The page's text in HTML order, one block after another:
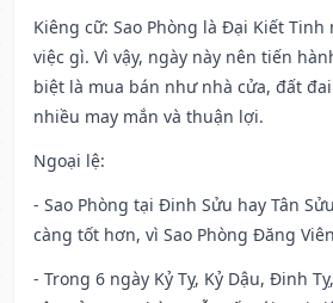
Kiêng cữ: Sao Phòng là Đại Kiết Tinh
việc gì. Vì vậy, ngày này nên tiến
biệt là mua bán như nhà cửa, đất
nhiều may mắn và thuận lợi.
Ngoại lệ:
- Sao Phòng tại Đinh Sửu hay Tân
càng tốt hơn, vì Sao Phòng Đăng
- Trong 6 ngày Kỷ Tỵ, Kỷ Dậu, Đinh